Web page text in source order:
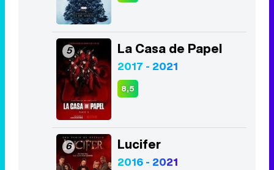
5 La Casa de Papel
2017 - 2021
8,5
6 Lucifer
2016 - 2021